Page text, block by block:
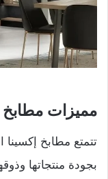
مميزات مطابخ
تتمتع مطابخ إكسينا
بجودة منتجاتها